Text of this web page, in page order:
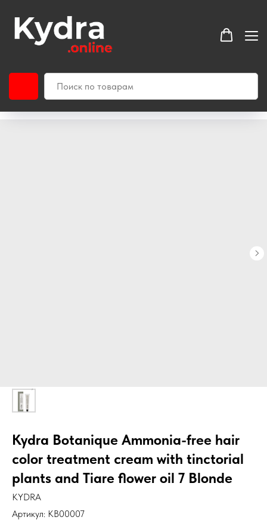
Kydra Botanique Ammonia-free hair
color treatment cream with tinctorial
plants and Tiare flower oil 7 Blonde
KYDRA
Артикул: KB00007